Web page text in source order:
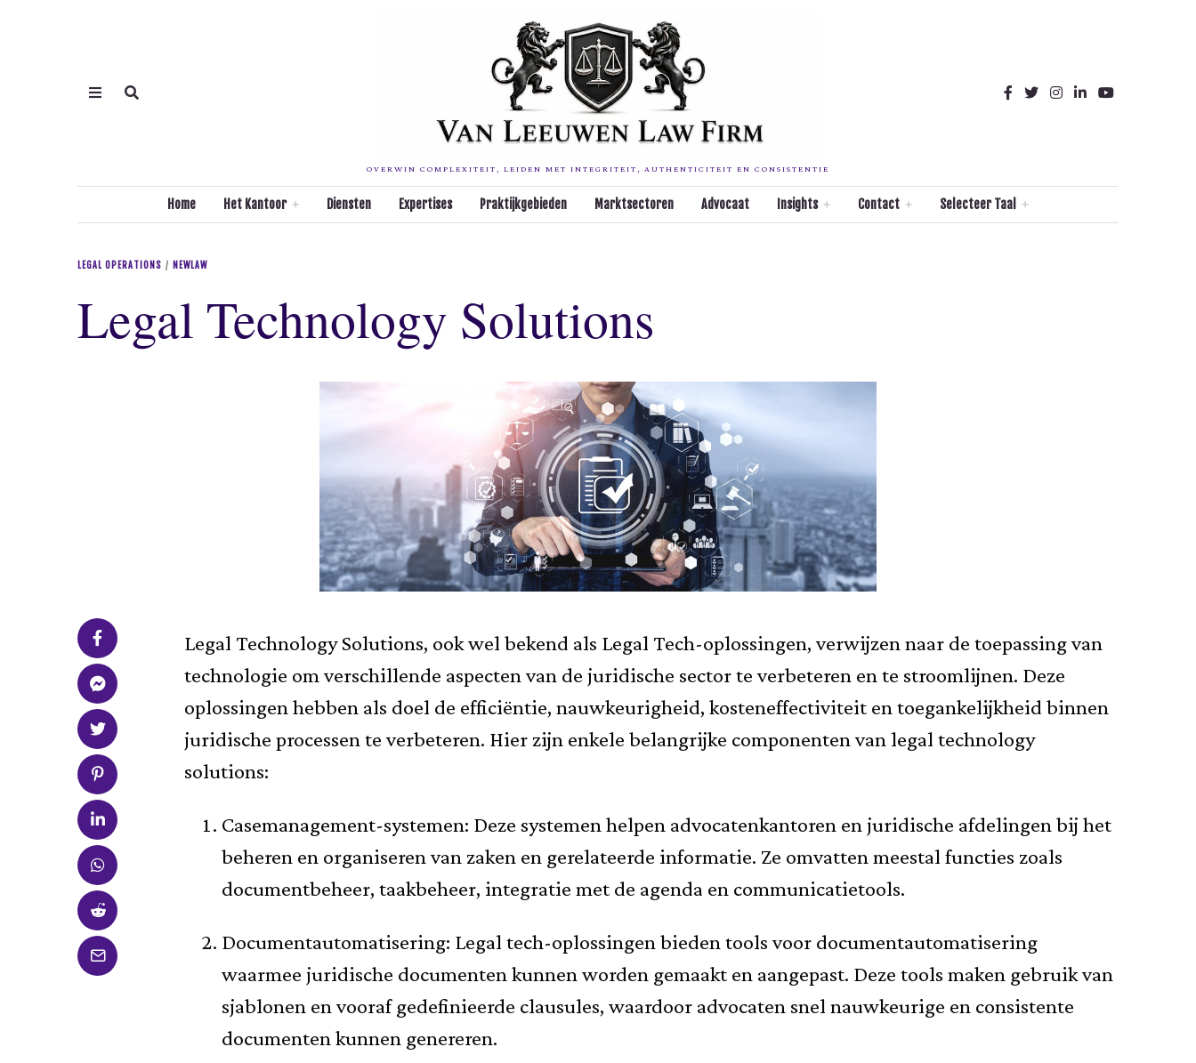
OVERWIN COMPLEXITEIT, LEIDEN MET INTEGRITEIT, AUTHENTICITEIT EN CONSISTENTIE
Home Het Kantoor Diensten Expertises Praktijkgebieden Marktsectoren Advocaat Insights Contact Selecteer Taal
LEGAL OPERATIONS / NEWLAW
Legal Technology Solutions
Legal Technology Solutions, ook wel bekend als Legal Tech-oplossingen, verwijzen naar de toepassing van
technologie om verschillende aspecten van de juridische sector te verbeteren en te stroomlijnen. Deze
oplossingen hebben als doel de efficiëntie, nauwkeurigheid, kosteneffectiviteit en toegankelijkheid binnen
juridische processen te verbeteren. Hier zijn enkele belangrijke componenten van legal technology
solutions:
Casemanagement-systemen: Deze systemen helpen advocatenkantoren en juridische afdelingen bij het
beheren en organiseren van zaken en gerelateerde informatie. Ze omvatten meestal functies zoals
documentbeheer, taakbeheer, integratie met de agenda en communicatietools.
Documentautomatisering: Legal tech-oplossingen bieden tools voor documentautomatisering
waarmee juridische documenten kunnen worden gemaakt en aangepast. Deze tools maken gebruik van
sjablonen en vooraf gedefinieerde clausules, waardoor advocaten snel nauwkeurige en consistente
documenten kunnen genereren.